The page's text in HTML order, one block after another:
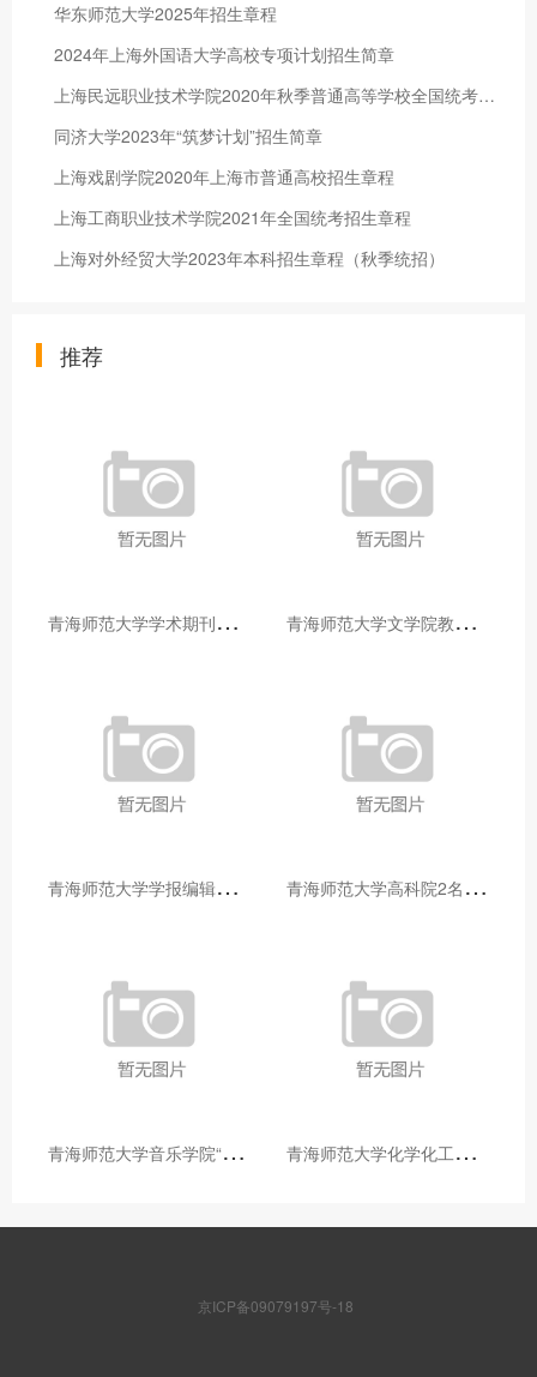
华东师范大学2025年招生章程
2024年上海外国语大学高校专项计划招生简章
上海民远职业技术学院2020年秋季普通高等学校全国统考招生章程
同济大学2023年“筑梦计划”招生简章
上海戏剧学院2020年上海市普通高校招生章程
上海工商职业技术学院2021年全国统考招生章程
上海对外经贸大学2023年本科招生章程（秋季统招）
推荐
青
海师范大学学术期刊两个专栏入选2025年青海省期刊重点专栏 青
海师范大学文学院教师赴山东省相关高校和学术机构交流学习
青
海师范大学学报编辑部赴大通县城关镇上毛佰胜村开展帮扶慰问活动 青
海师范大学高科院2名专家当选中国科学院院士
青
海师范大学音乐学院“青舞华章”本科舞蹈专业中期汇报圆满落幕 青
海师范大学化学化工学院开展铸牢中华民族共同体意识大讲堂活动
京ICP备09079197号-18